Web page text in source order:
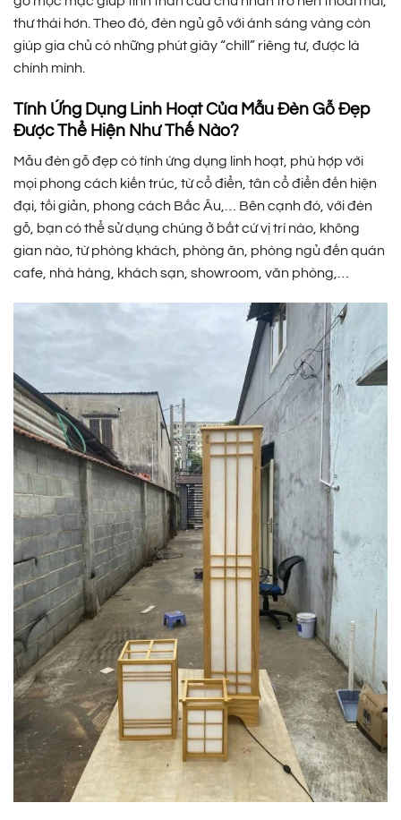
thư thái hơn. Theo đó, đèn ngủ gỗ với ánh sáng vàng còn
giúp gia chủ có những phút giây “chill” riêng tư, được là
chính mình.
Tính Ứng Dụng Linh Hoạt Của Mẫu Đèn Gỗ Đẹp
Được Thể Hiện Như Thế Nào?
Mẫu đèn gỗ đẹp có tính ứng dụng linh hoạt, phù hợp với
mọi phong cách kiến trúc, từ cổ điển, tân cổ điển đến hiện
đại, tối giản, phong cách Bắc Âu,… Bên cạnh đó, với đèn
gỗ, bạn có thể sử dụng chúng ở bất cứ vị trí nào, không
gian nào, từ phòng khách, phòng ăn, phòng ngủ đến quán
cafe, nhà hàng, khách sạn, showroom, văn phòng,…